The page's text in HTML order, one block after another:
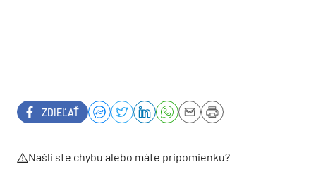
ZDIEĽAŤ
Našli ste chybu alebo máte pripomienku?